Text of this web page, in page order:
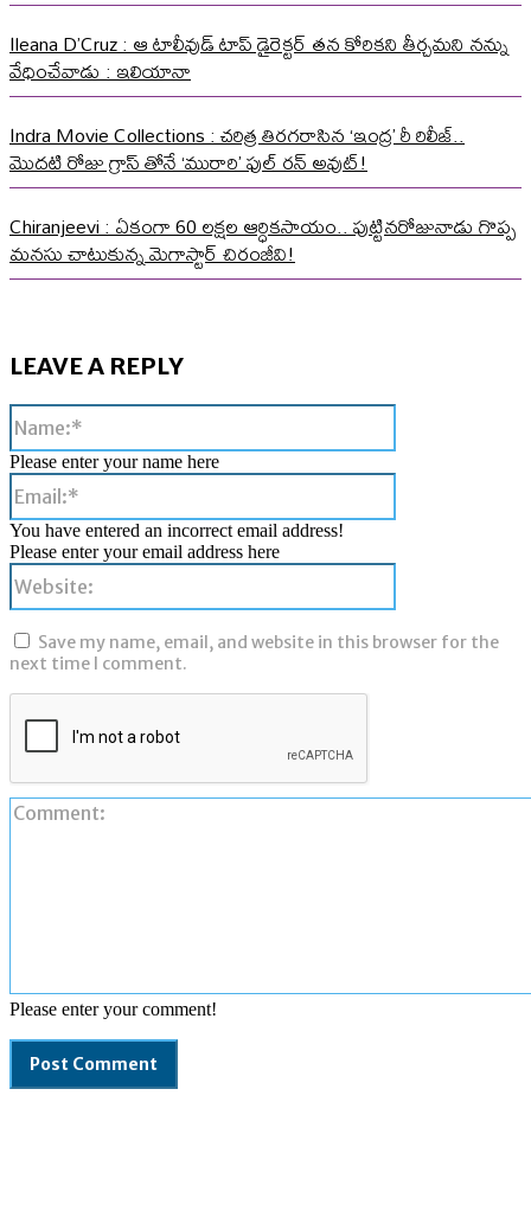
Ileana D’Cruz : ఆ టాలీవుడ్ టాప్ డైరెక్టర్ తన కోరికని తీర్చమని నన్ను
వేధించేవాడు : ఇలియానా
Indra Movie Collections : చరిత్ర తిరగరాసిన ‘ఇంద్ర’ రీ రిలీజ్..
మొదటి రోజు గ్రాస్ తోనే ‘మురారి’ ఫుల్ రన్ అవుట్!
Chiranjeevi : ఏకంగా 60 లక్షల ఆర్ధికసాయం.. పుట్టినరోజునాడు గొప్ప
మనసు చాటుకున్న మెగాస్టార్ చిరంజీవి!
LEAVE A REPLY
Please enter your comment!
Please enter your name here
You have entered an incorrect email address!
Please enter your email address here
Save my name, email, and website in this browser for the
next time I comment.